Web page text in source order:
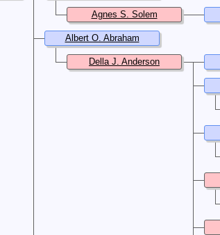
Agnes S. Solem
Albert O. Abraham
Della J. Anderson